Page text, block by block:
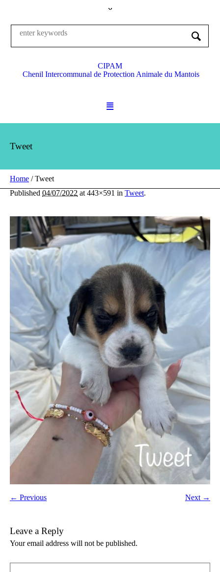
CIPAM
Chenil Intercommunal de Protection Animale du Mantois
Tweet
Home /Tweet
Published 04/07/2022 at 443×591 in Tweet.
← Previous Next →
Leave a Reply
Your email address will not be published.